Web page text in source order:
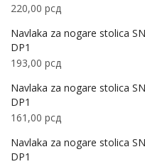
220,00 рсд
Navlaka za nogare stolica
DP1
193,00 рсд
Navlaka za nogare stolica
DP1
161,00 рсд
Navlaka za nogare stolica
DP1